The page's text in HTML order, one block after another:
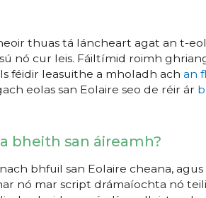
thuas tá láncheart agat an t-
nó cur leis. Fáiltímid roimh
féidir leasuithe a mholadh ach an
eolas san Eolaire seo de réir ár
bheith san áireamh?
bhfuil san Eolaire cheana,
nó mar script drámaíochta nó